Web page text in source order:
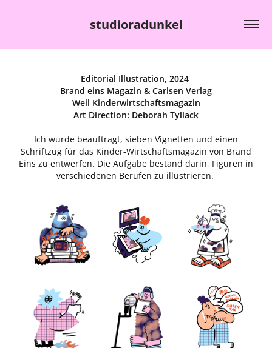
studioradunkel
Editorial Illustration, 2024
Brand eins Magazin & Carlsen Verlag
Weil Kinderwirtschaftsmagazin
Art Direction: Deborah Tyllack
Ich wurde beauftragt, sieben Vignetten und einen
Schriftzug für das Kinder-Wirtschaftsmagazin von Brand
Eins zu entwerfen. Die Aufgabe bestand darin, Figuren in
verschiedenen Berufen zu illustrieren.